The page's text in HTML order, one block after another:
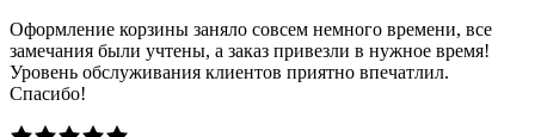
Оформление корзины заняло совсем немного времени, все
замечания были учтены, а заказ привезли в нужное время!
Уровень обслуживания клиентов приятно впечатлил.
Спасибо!